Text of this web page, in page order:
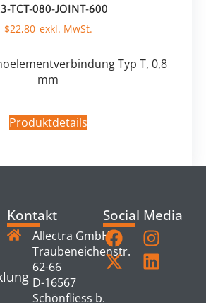
TCT-080-JOINT-600
$22,80
Typ T, 0,8
mm
Produktdetails
Kontakt
Allectra GmbH
Traubeneichenstr.
62-66
D-16567
Schönfliess b.
Social Media